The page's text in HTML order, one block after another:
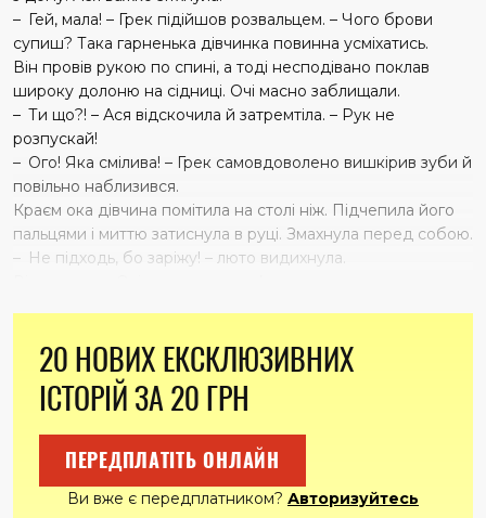
– Гей, мала! – Грек підійшов розвальцем. – Чого брови
супиш? Така гарненька дівчинка повинна усміхатись.
Він провів рукою по спині, а тоді несподівано поклав
широку долоню на сідниці. Очі масно заблищали.
– Ти що?! – Ася відскочила й затремтіла. – Рук не
розпускай!
– Ого! Яка смілива! – Грек самовдоволено вишкірив зуби й
повільно наблизився.
Краєм ока дівчина помітила на столі ніж. Підчепила його
пальцями і миттю затиснула в руці. Змахнула перед собою.
– Не підходь, бо заріжу! – люто видихнула.
жаху очима прикипіла до ножа в доньчиних руках.
– Що тут, у біса, відбувається?
Перевела погляд на Грека. Той знизав плечима:
лікувати. Хотіла мене ножем штрикнути.
– Він до мене чіплявся! – Ася розплакалась.
– Брехня! – гаркнув псом. – Вирішила мене обмовити
20 НОВИХ ЕКСКЛЮЗИВНИХ
ІСТОРІЙ ЗА 20 ГРН
ПЕРЕДПЛАТІТЬ ОНЛАЙН
Ви вже є передплатником? Авторизуйтесь